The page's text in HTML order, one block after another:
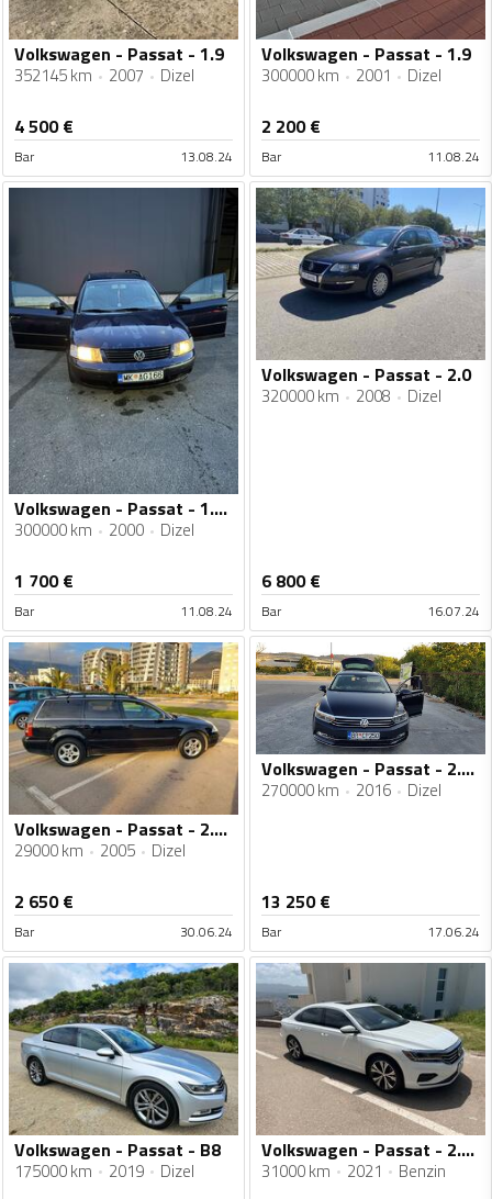
Volkswagen - Passat - 1.9
352145 km 2007 Dizel
4 500€
Bar 13.08.24
Volkswagen - Passat - 1.9
300000 km 2001 Dizel
2 200€
Bar 11.08.24
Volkswagen - Passat - 1.9 TDI
300000 km 2000 Dizel
1 700€
Bar 11.08.24
Volkswagen - Passat - 2.0
320000 km 2008 Dizel
6 800€
Bar 16.07.24
Volkswagen - Passat - 2.0 v8 TDI
29000 km 2005 Dizel
2 650€
Bar 30.06.24
Volkswagen - Passat - 2.0TDI
270000 km 2016 Dizel
13 250€
Bar 17.06.24
Volkswagen - Passat - B8
175000 km 2019 Dizel
Volkswagen - Passat - 2.0 turbo
31000 km 2021 Benzin